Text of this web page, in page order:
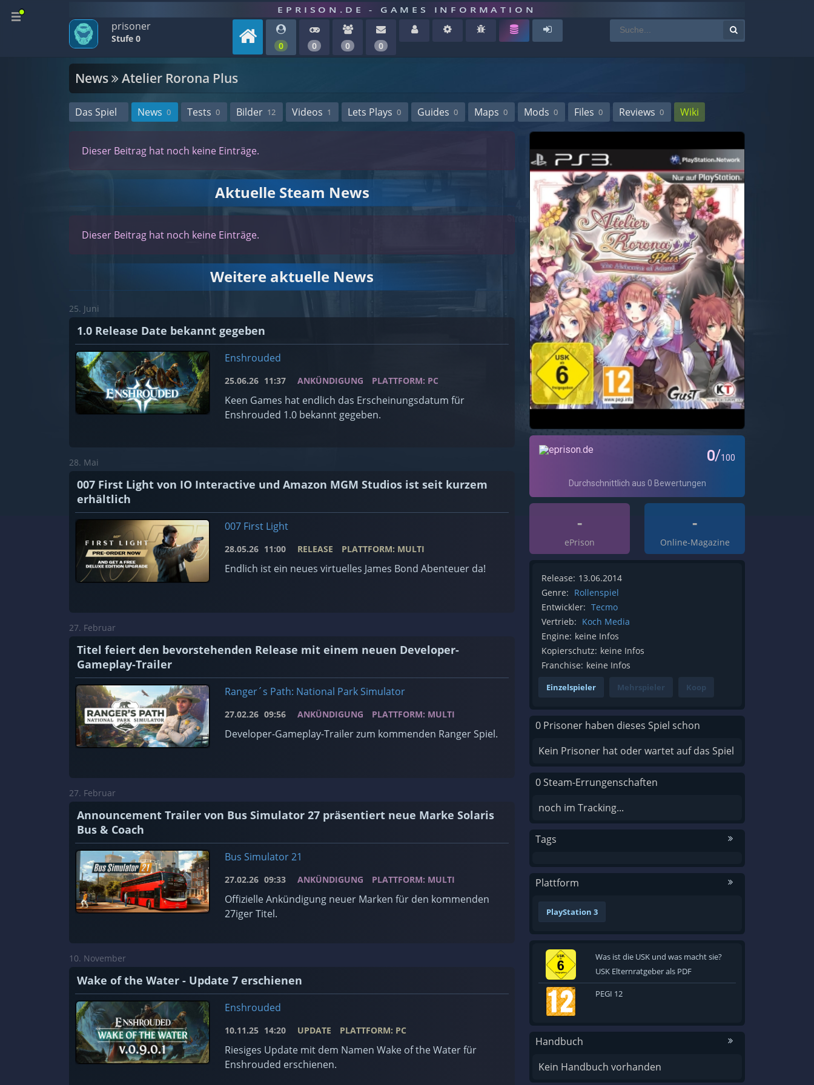
EPRISON.DE - GAMES INFORMATION
prisoner
Stufe 0
0 0 0 0
News Atelier Rorona Plus
Das Spiel News 0 Tests 0 Bilder 12 Videos 1 Lets Plays 0 Guides 0 Maps 0 Mods 0 Files 0 Reviews 0 Wiki
Dieser Beitrag hat noch keine Einträge.
Aktuelle Steam News
Dieser Beitrag hat noch keine Einträge.
Weitere aktuelle News
25. Juni
1.0 Release Date bekannt gegeben
Enshrouded
25.06.26 11:37 ANKÜNDIGUNG PLATTFORM: PC
Keen Games hat endlich das Erscheinungsdatum für
Enshrouded 1.0 bekannt gegeben.
28. Mai
007 First Light von IO Interactive und Amazon MGM Studios ist seit kurzem
erhältlich
007 First Light
28.05.26 11:00 RELEASE PLATTFORM: MULTI
Endlich ist ein neues virtuelles James Bond Abenteuer da!
27. Februar
Titel feiert den bevorstehenden Release mit einem neuen Developer-
Gameplay-Trailer
Ranger´s Path: National Park Simulator
27.02.26 09:56 ANKÜNDIGUNG PLATTFORM: MULTI
Developer-Gameplay-Trailer zum kommenden Ranger Spiel.
27. Februar
Announcement Trailer von Bus Simulator 27 präsentiert neue Marke Solaris
Bus & Coach
Bus Simulator 21
27.02.26 09:33 ANKÜNDIGUNG PLATTFORM: MULTI
Offizielle Ankündigung neuer Marken für den kommenden
27iger Titel.
10. November
Wake of the Water - Update 7 erschienen
Enshrouded
10.11.25 14:20 UPDATE PLATTFORM: PC
Riesiges Update mit dem Namen Wake of the Water für
Enshrouded erschienen.
-
ePrison
-
Online-Magazine
Release: 13.06.2014
Genre: Rollenspiel
Entwickler: Tecmo
Vertrieb: Koch Media
Engine: keine Infos
Kopierschutz: keine Infos
Franchise: keine Infos
Einzelspieler Mehrspieler Koop
0 Prisoner haben dieses Spiel schon
Kein Prisoner hat oder wartet auf das Spiel
0 Steam-Errungenschaften
noch im Tracking...
Tags
Plattform
PlayStation 3
Was ist die USK und was macht sie?
USK Elternratgeber als PDF
PEGI 12
Handbuch
Kein Handbuch vorhanden